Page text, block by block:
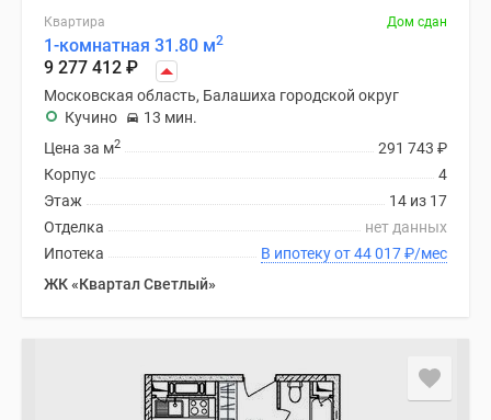
Квартира Дом сдан
1-комнатная 31.80 м2
9 277 412 ₽
Московская область, Балашиха городской округ
Кучино
13 мин.
291 743 ₽
Цена за м2
4
Корпус
14 из 17
Этаж
нет данных
Отделка
В ипотеку от 44 017₽/мес
Ипотека
ЖК «Квартал Светлый»